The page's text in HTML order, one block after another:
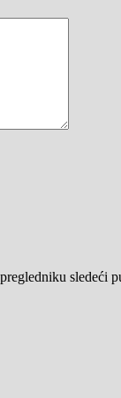
sledeći